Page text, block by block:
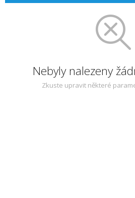
Nebyly nalezeny
Zkuste upravit některé